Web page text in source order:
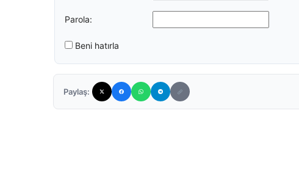
Parola:
Beni hatırla
Paylaş: